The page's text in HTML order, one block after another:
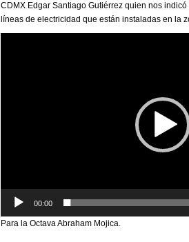
CDMX Edgar Santiago Gutiérrez quien nos
líneas de electricidad que están instaladas en la
00:00
Para la Octava Abraham Mojica.